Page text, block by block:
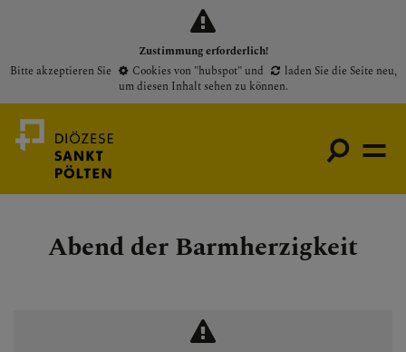
Zustimmung erforderlich!
Bitte akzeptieren Sie
Cookies von "hubspot"und laden Sie die Seite neu,
um diesen Inhalt sehen zu können.
Medienportal
Abend der Barmherzigkeit